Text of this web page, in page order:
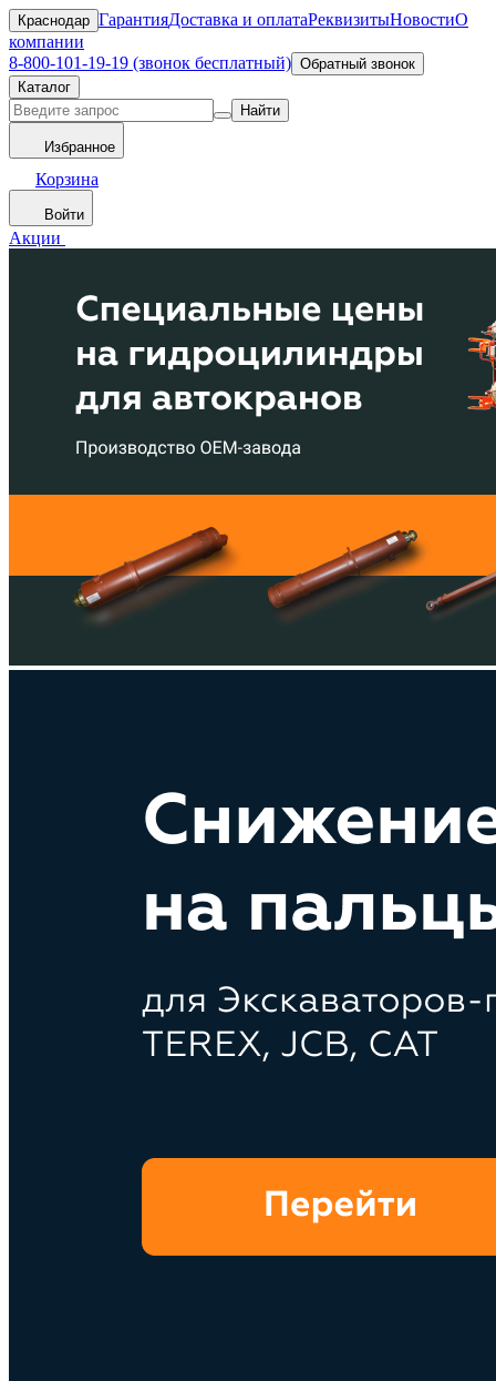
Краснодар ГарантияДоставка и оплатаРеквизитыНовостиО
компании
8-800-101-19-19 (звонок бесплатный) Обратный звонок
Каталог
Найти
Избранное
Корзина
Войти
Акции